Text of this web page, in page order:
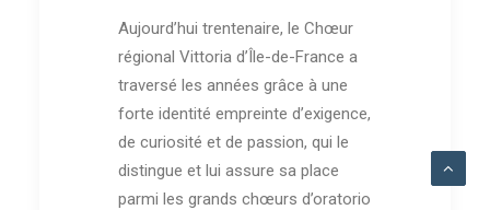
Aujourd’hui trentenaire, le Chœur
régional Vittoria d’Île-de-France a
traversé les années grâce à une
forte identité empreinte d’exigence,
de curiosité et de passion, qui le
distingue et lui assure sa place
parmi les grands chœurs d’oratorio